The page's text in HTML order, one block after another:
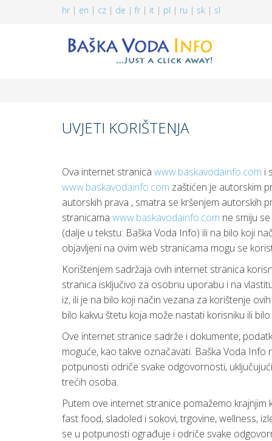
hr | en | cz | de | fr | it | pl | ru | sk | sl
UVJETI KORIŠTENJA
Ova internet stranica www.baskavodainfo.com i
www.baskavodainfo.com zaštićen je autorskim
autorskih prava , smatra se kršenjem autorskih
stranicama www.baskavodainfo.com ne smiju
(dalje u tekstu: Baška Voda Info) ili na bilo koji
objavljeni na ovim web stranicama mogu se
Korištenjem sadržaja ovih internet stranica
stranica isključivo za osobnu uporabu i na
iz, ili je na bilo koji način vezana za korištenje
bilo kakvu štetu koja može nastati korisniku ili
Ove internet stranice sadrže i dokumente,
moguće, kao takve označavati. Baška Voda
potpunosti odriče svake odgovornosti,
trećih osoba.
Putem ove internet stranice pomažemo
fast food, sladoled i sokovi, trgovine, wellness,
se u potpunosti ograđuje i odriče svake